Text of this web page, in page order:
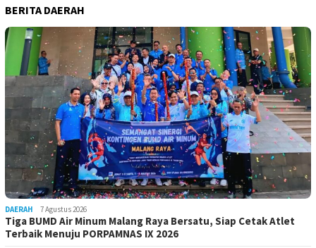
BERITA DAERAH
DAERAH 7 Agustus 2026
Tiga BUMD Air Minum Malang Raya Bersatu, Siap Cetak Atlet
Terbaik Menuju PORPAMNAS IX 2026